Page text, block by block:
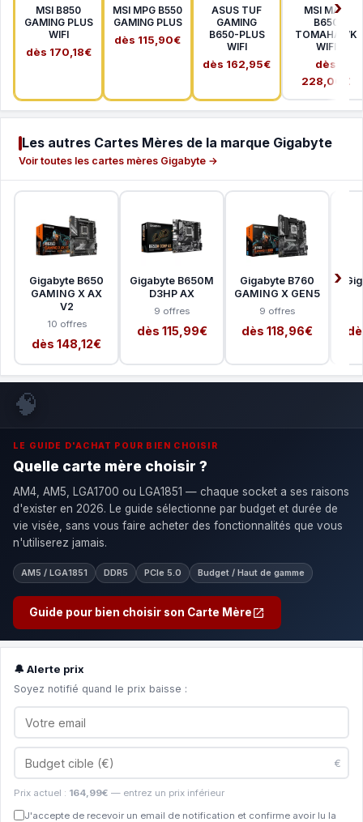
MSI B850
GAMING PLUS
WIFI
dès 170,18€
MSI MPG B550
GAMING PLUS
dès 115,90€
ASUS TUF
GAMING
B650-PLUS
WIFI
dès 162,95€
MSI MAG
B650
TOMAHAWK
WIFI
dès
228,00€
Les autres Cartes Mères de la marque Gigabyte
Voir toutes les cartes mères Gigabyte →
Gigabyte B650
GAMING X AX
V2
10 offres
dès 148,12€
Gigabyte B650M
D3HP AX
9 offres
dès 115,99€
Gigabyte B760
GAMING X GEN5
9 offres
dès 118,96€
🧠
LE GUIDE D'ACHAT POUR BIEN CHOISIR
Quelle carte mère choisir ?
AM4, AM5, LGA1700 ou LGA1851 — chaque socket a ses raisons
d'exister en 2026. Le guide sélectionne par budget et durée de
vie visée, sans vous faire acheter des fonctionnalités que vous
n'utiliserez jamais.
AM5 / LGA1851 DDR5 PCIe 5.0 Budget / Haut de gamme
Guide pour bien choisir son Carte Mère
🔔 Alerte prix
Soyez notifié quand le prix baisse :
€
Prix actuel : 164,99€ — entrez un prix inférieur
J'accepte de recevoir un email de notification et confirme avoir lu la